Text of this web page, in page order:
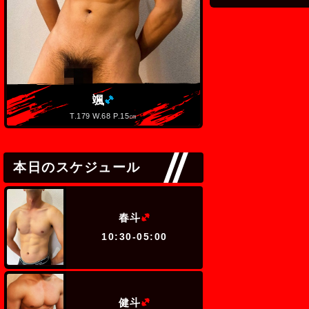
颯
T.179 W.68 P.15㎝
本日のスケジュール
春斗
10:30-05:00
健斗